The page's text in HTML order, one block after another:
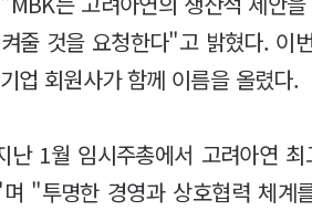
줄 것을 요청한다"고 밝혔다. 이
업 회원사가 함께 이름을 올렸다.
난 1월 임시주총에서 고려아연
"투명한 경영과 상호협력 체계